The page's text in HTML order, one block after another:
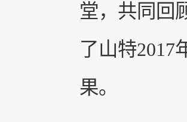
堂，共同回
了山特2017
果。